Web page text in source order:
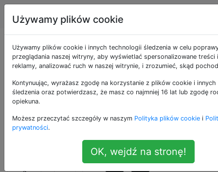
Apple Tagi
Czy istnieje sposób
na ukrycie niektórych
aplikacji w menu cmd
+ tab?
Czy istnieje sposób na ukrycie niektórych
aplikacji przed
+
?
Używamy plików cookie
Używamy plików cookie i innych technologii śledzenia w celu
przeglądania naszej witryny, aby wyświetlać spersonalizowane treści
reklamy, analizować ruch w naszej witrynie, i zrozumieć, skąd
Kontynuując, wyrażasz zgodę na korzystanie z plików cookie i
śledzenia oraz potwierdzasz, że masz co najmniej 16 lat lub zgodę
opiekuna.
Możesz przeczytać szczegóły w naszym Polityka plików cookie i
prywatności.
OK, wejdź na stronę!